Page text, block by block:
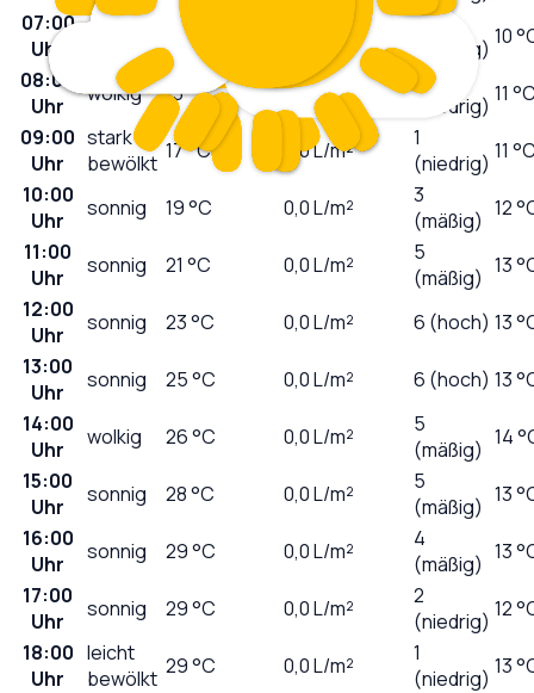
07:00
Uhr
12°C L/m²
0
(niedrig) 10
08:00
Uhr
wolkig 13°C 0,0L/m²
1
(niedrig) 11
09:00
Uhr
stark
bewölkt 17°C 0,0L/m²
1
(niedrig) 11
10:00
Uhr
sonnig 19°C 0,0L/m²
3
(mäßig) 12
11:00
Uhr
sonnig 21 °C 0,0L/m²
5
(mäßig) 13
12:00
Uhr
sonnig 23°C 0,0L/m² 6 (hoch) 13
13:00
Uhr
sonnig 25°C 0,0L/m² 6 (hoch) 13
14:00
Uhr
wolkig 26°C 0,0L/m²
5
(mäßig) 14
15:00
Uhr
sonnig 28°C 0,0L/m²
5
(mäßig) 13
16:00
Uhr
sonnig 29°C 0,0L/m²
4
(mäßig) 13
17:00
Uhr
sonnig 29°C 0,0L/m²
2
(niedrig) 12
18:00
Uhr
leicht
bewölkt 29°C 0,0L/m²
1
(niedrig) 13